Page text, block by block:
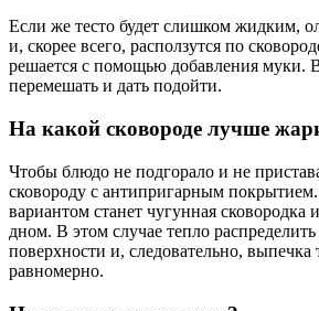
Если же тесто будет слишком жидким,
и, скорее всего, расползутся по
решается с помощью добавления муки.
перемешать и дать подойти.
На какой сковороде лучше
Чтобы блюдо не подгорало и не
сковороду с антипригарным
вариантом станет чугунная сковородка
дном. В этом случае тепло
поверхности и, следовательно, выпечка
равномерно.